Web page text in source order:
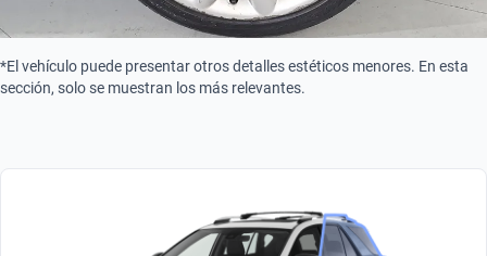
Turbo
*El vehículo puede presentar otros detalles estéticos menores. En esta
sección, solo se muestran los más relevantes.